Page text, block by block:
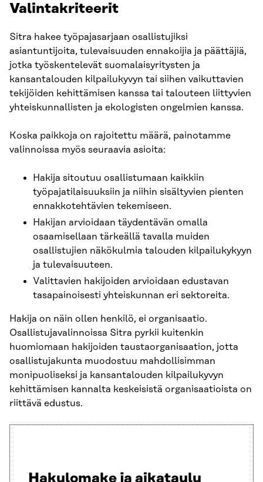
Valintakriteerit
Sitra hakee työpajasarjaan osallistujiksi
asiantuntijoita, tulevaisuuden ennakoijia ja päättäjiä,
jotka työskentelevät suomalaisyritysten ja
kansantalouden kilpailukyvyn tai siihen vaikuttavien
tekijöiden kehittämisen kanssa tai talouteen liittyvien
yhteiskunnallisten ja ekologisten ongelmien kanssa.
Koska paikkoja on rajoitettu määrä, painotamme
valinnoissa myös seuraavia asioita:
Hakija sitoutuu osallistumaan kaikkiin
työpajatilaisuuksiin ja niihin sisältyvien pienten
ennakkotehtävien tekemiseen.
Hakijan arvioidaan täydentävän omalla
osaamisellaan tärkeällä tavalla muiden
osallistujien näkökulmia talouden kilpailukykyyn
ja tulevaisuuteen.
Valittavien hakijoiden arvioidaan edustavan
tasapainoisesti yhteiskunnan eri sektoreita.
Hakija on näin ollen henkilö, ei organisaatio.
Osallistujavalinnoissa Sitra pyrkii kuitenkin
huomiomaan hakijoiden taustaorganisaation, jotta
osallistujakunta muodostuu mahdollisimman
monipuoliseksi ja kansantalouden kilpailukyvyn
kehittämisen kannalta keskeisistä organisaatioista on
riittävä edustus.
Hakulomake ja aikataulu